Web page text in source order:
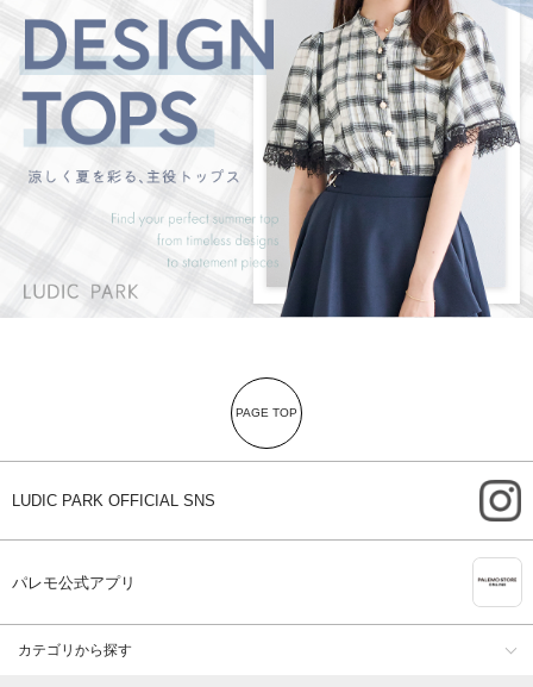
PAGE TOP
LUDIC PARK OFFICIAL SNS
パレモ公式アプリ
カテゴリから探す